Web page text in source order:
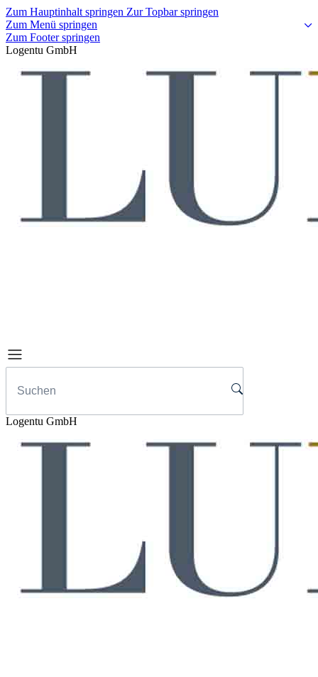
Zum Hauptinhalt springen Zur Topbar springen
Zum Menü springen
Zum Footer springen
Logentu GmbH
Logentu GmbH